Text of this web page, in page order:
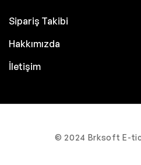
Sipariş Takibi
Hakkımızda
İletişim
© 2024 Brksoft E-